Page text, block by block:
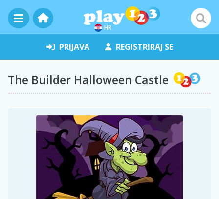
HR
PRIJAVA REGISTRIRAJ SE
The Builder Halloween Castle